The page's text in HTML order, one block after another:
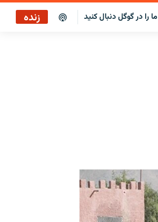
ما را در گوگل دنبال کنید زنده